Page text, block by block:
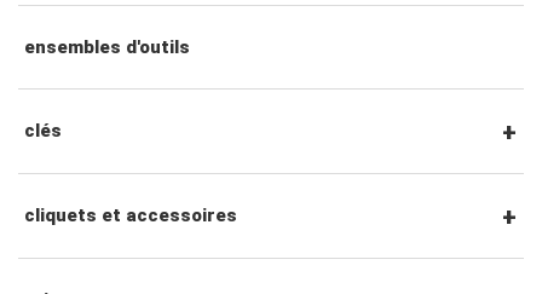
ensembles d'outils
clés
clés mixtes
cliquets et accessoires